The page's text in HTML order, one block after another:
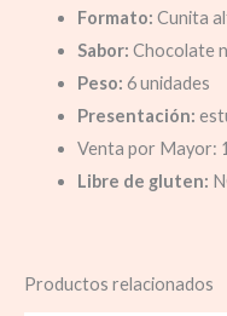
Formato: Cunita
Sabor: Chocolate
Peso: 6 unidades
Presentación:
Venta por Mayor:
Libre de gluten:
Productos relacionados